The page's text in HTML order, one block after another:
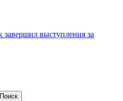
выступления за